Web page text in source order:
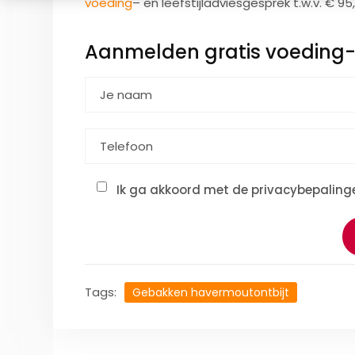
Aanmelden gratis
Ik ga akkoord met de
Tags: Gebakken havermoutontbijt